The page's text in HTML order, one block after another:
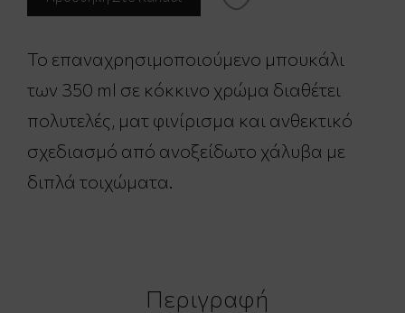
Το επαναχρησιμοποιούμενο μπουκάλι
των 350 ml σε κόκκινο χρώμα διαθέτει
πολυτελές, ματ φινίρισμα και ανθεκτικό
σχεδιασμό από ανοξείδωτο χάλυβα με
διπλά τοιχώματα.
Περιγραφή